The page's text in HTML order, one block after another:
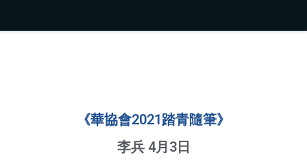
《華協會2021踏青隨筆》
李兵 4月3日